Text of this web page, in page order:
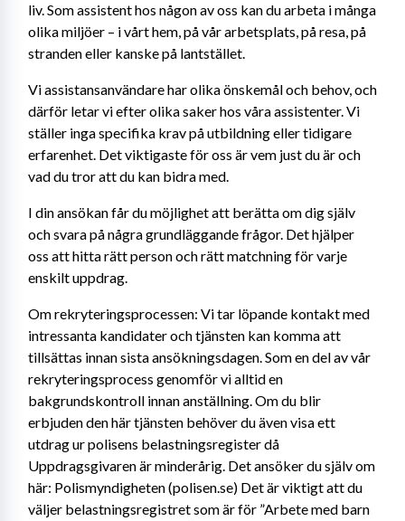
liv. Som assistent hos någon av oss kan du arbeta i många
olika miljöer – i vårt hem, på vår arbetsplats, på resa, på
stranden eller kanske på lantstället.
Vi assistansanvändare har olika önskemål och behov, och
därför letar vi efter olika saker hos våra assistenter. Vi
ställer inga specifika krav på utbildning eller tidigare
erfarenhet. Det viktigaste för oss är vem just du är och
vad du tror att du kan bidra med.
I din ansökan får du möjlighet att berätta om dig själv
och svara på några grundläggande frågor. Det hjälper
oss att hitta rätt person och rätt matchning för varje
enskilt uppdrag.
Om rekryteringsprocessen: Vi tar löpande kontakt med
intressanta kandidater och tjänsten kan komma att
tillsättas innan sista ansökningsdagen. Som en del av vår
rekryteringsprocess genomför vi alltid en
bakgrundskontroll innan anställning. Om du blir
erbjuden den här tjänsten behöver du även visa ett
utdrag ur polisens belastningsregister då
Uppdragsgivaren är minderårig. Det ansöker du själv om
här: Polismyndigheten (polisen.se) Det är viktigt att du
väljer belastningsregistret som är för ”Arbete med barn